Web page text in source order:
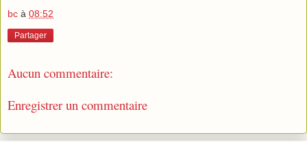
bc à 08:52
Partager
Aucun commentaire:
Enregistrer un commentaire